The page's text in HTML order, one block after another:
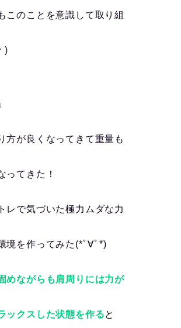
このことを意識して取り組
)
方が良くなってきて重量も
ってきた！
レで気づいた極力ムダな力
境を作ってみた(*ﾟ∀ﾟ*)
めながらも肩周りには力が
ックスした状態を作ると